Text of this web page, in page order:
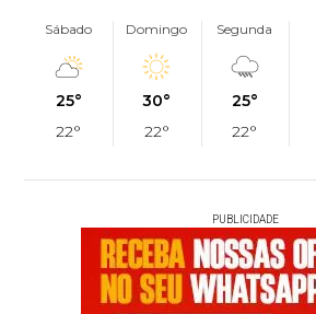
Sábado
25°
22°
Domingo
30°
22°
Segunda
25°
22°
PUBLICIDADE